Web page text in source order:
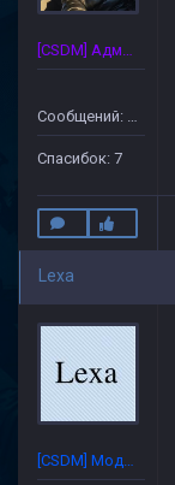
[CSDM] Администратор
Сообщений: 172
Спасибок: 7
Lexa
[CSDM] Модератор